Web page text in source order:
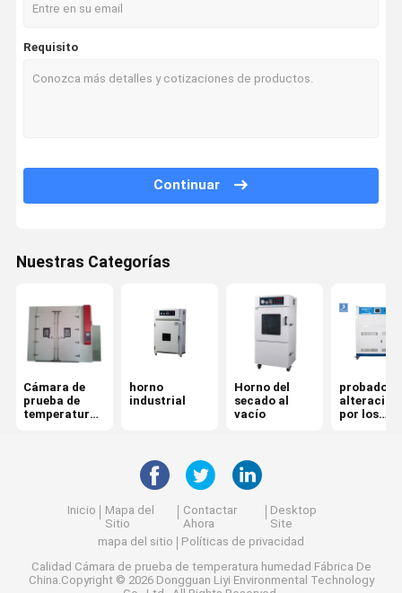
Requisito
Continuar
Nuestras Categorías
Cámara de
prueba de
temperatura
horno
industrial
Horno del
secado al
vacío
probador
alteración
por los
Inicio
Mapa del
Sitio
Contactar
Ahora
Desktop
Site
mapa del sitio
Políticas de privacidad
Calidad Cámara de prueba de temperatura humedad Fábrica De
China.Copyright © 2026 Dongguan Liyi Environmental Technology